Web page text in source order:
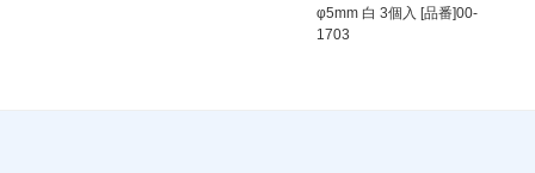
φ5mm 白 3個入 [品番]00-
1703